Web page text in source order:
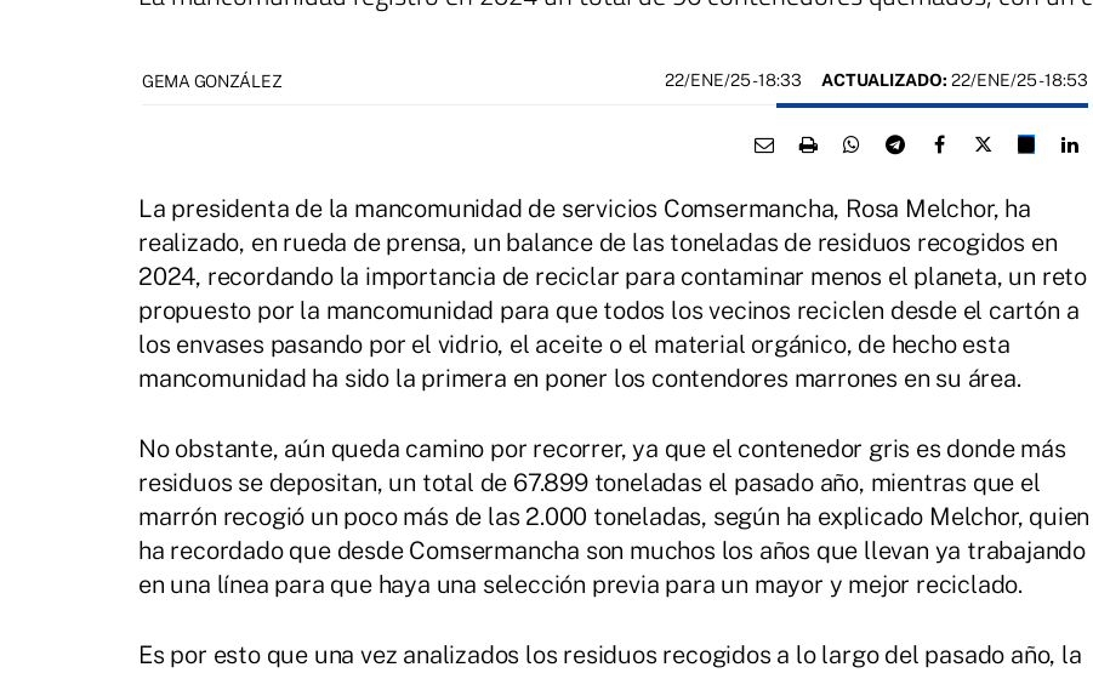
GEMA GONZÁLEZ 22/ENE/25- 18:33 ACTUALIZADO: 22/ENE/25 - 18:53
La presidenta de la mancomunidad de servicios Comsermancha, Rosa Melchor, ha
realizado, en rueda de prensa, un balance de las toneladas de residuos recogidos en
2024, recordando la importancia de reciclar para contaminar menos el planeta, un reto
propuesto por la mancomunidad para que todos los vecinos reciclen desde el cartón a
los envases pasando por el vidrio, el aceite o el material orgánico, de hecho esta
mancomunidad ha sido la primera en poner los contendores marrones en su área.
No obstante, aún queda camino por recorrer, ya que el contenedor gris es donde más
residuos se depositan, un total de 67.899 toneladas el pasado año, mientras que el
marrón recogió un poco más de las 2.000 toneladas, según ha explicado Melchor, quien
ha recordado que desde Comsermancha son muchos los años que llevan ya trabajando
en una línea para que haya una selección previa para un mayor y mejor reciclado.
Es por esto que una vez analizados los residuos recogidos a lo largo del pasado año, la